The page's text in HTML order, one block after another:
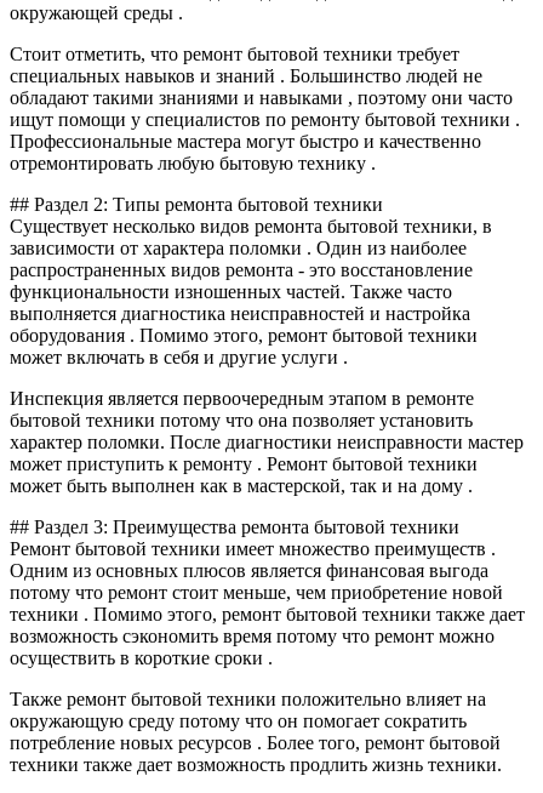
окружающей среды .
Стоит отметить, что ремонт бытовой техники требует
специальных навыков и знаний . Большинство людей не
обладают такими знаниями и навыками , поэтому они часто
ищут помощи у специалистов по ремонту бытовой техники .
Профессиональные мастера могут быстро и качественно
отремонтировать любую бытовую технику .
## Раздел 2: Типы ремонта бытовой техники
Существует несколько видов ремонта бытовой техники, в
зависимости от характера поломки . Один из наиболее
распространенных видов ремонта - это восстановление
функциональности изношенных частей. Также часто
выполняется диагностика неисправностей и настройка
оборудования . Помимо этого, ремонт бытовой техники
может включать в себя и другие услуги .
Инспекция является первоочередным этапом в ремонте
бытовой техники потому что она позволяет установить
характер поломки. После диагностики неисправности мастер
может приступить к ремонту . Ремонт бытовой техники
может быть выполнен как в мастерской, так и на дому .
## Раздел 3: Преимущества ремонта бытовой техники
Ремонт бытовой техники имеет множество преимуществ .
Одним из основных плюсов является финансовая выгода
потому что ремонт стоит меньше, чем приобретение новой
техники . Помимо этого, ремонт бытовой техники также дает
возможность сэкономить время потому что ремонт можно
осуществить в короткие сроки .
Также ремонт бытовой техники положительно влияет на
окружающую среду потому что он помогает сократить
потребление новых ресурсов . Более того, ремонт бытовой
техники также дает возможность продлить жизнь техники.